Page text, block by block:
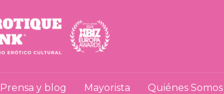
Prensa y blog Mayorista Quiénes Somos